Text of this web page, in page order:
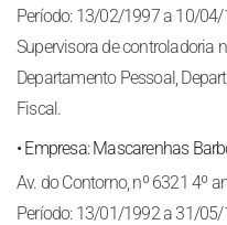
Período: 13/02/1997 a 10/
Supervisora de controladoria
Departamento Pessoal,
Fiscal.
• Empresa: Mascarenhas
Av. do Contorno, nº 6321 4º
Período: 13/01/1992 a 31/